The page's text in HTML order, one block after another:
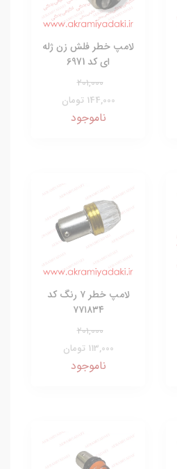
لامپ خطر فلش زن ژله
ای کد 6971
201,000
144,000 تومان
ناموجود
لامپ خطر ۷ رنگ کد
۷۷۱۸۳۴
201,000
113,000 تومان
ناموجود